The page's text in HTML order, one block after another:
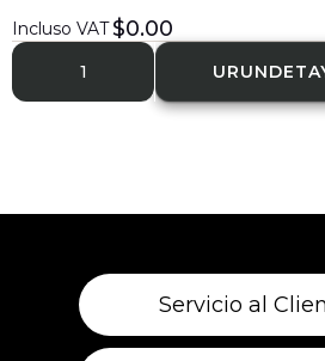
Incluso VAT$0.00
Servicio al